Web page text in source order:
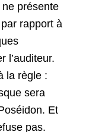
ne présente
rapport à
l’auditeur.
la règle :
sera
Et
pas.